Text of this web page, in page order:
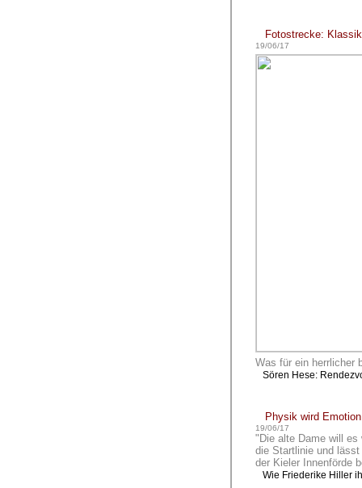
Fotostrecke:
19/06/17
Was für ein herrlicher
Sören Hese:
Physik wird Emotion
19/06/17
"Die alte Dame will
die Startlinie und
der Kieler Innenförde
Wie Friederike Hiller